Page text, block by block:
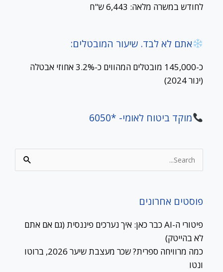
לחודש במשרה מלאה: 6,443 ש"ח
אתם לא לבד. שיעור המובטלים:
כ-145,000 מובטלים המהווים כ-3.2% אחוזי אבטלה
(ינור 2024)
מוקד ביטוח לאומי- *6050
Search
for:
פוסטים אחרונים
פיטורי ה-AI כבר כאן: איך נערכים פיננסית (גם אם אתם
לא בהייטק)
כמה מרוויחה ספרית? שכר מעצבת שיער 2026, ברוטו
ונטו